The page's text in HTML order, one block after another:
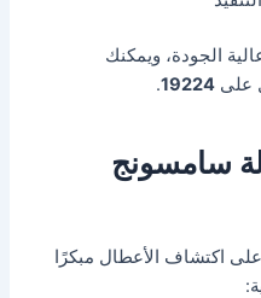
الجودة، ويمكنك
على19224
.
سامسونج
اكتشاف الأعطال مبكرًا